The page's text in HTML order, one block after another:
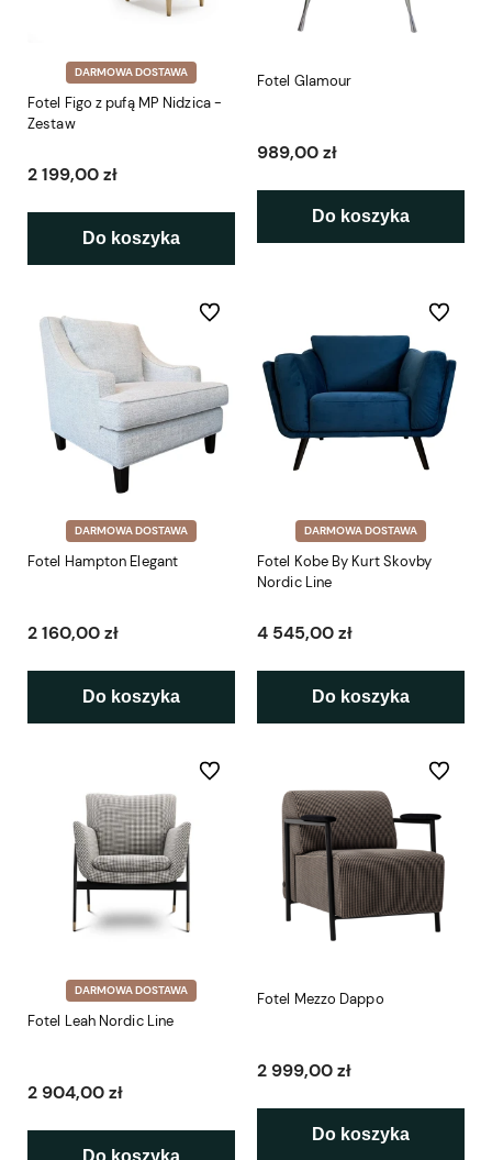
DARMOWA DOSTAWA
Fotel Figo z pufą MP Nidzica -
Zestaw
2 199,00 zł
Do koszyka
Fotel Glamour
989,00 zł
Do koszyka
DARMOWA DOSTAWA
Fotel Hampton Elegant
2 160,00 zł
Do koszyka
Do ulubionych
DARMOWA DOSTAWA
Fotel Kobe By Kurt Skovby
Nordic Line
4 545,00 zł
Do koszyka
Do
DARMOWA DOSTAWA
Fotel Leah Nordic Line
2 904,00 zł
Do koszyka
Do ulubionych
Fotel Mezzo Dappo
2 999,00 zł
Do koszyka
Do